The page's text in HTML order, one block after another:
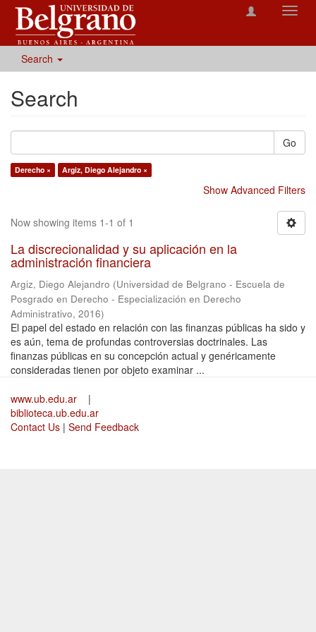
Search
Search
Go
Derecho × Argiz, Diego Alejandro ×
Show Advanced Filters
Now showing items 1-1 of 1
La discrecionalidad y su aplicación en la
administración financiera
Argiz, Diego Alejandro (Universidad de Belgrano - Escuela de
Posgrado en Derecho - Especialización en Derecho
Administrativo, 2016)
El papel del estado en relación con las finanzas públicas ha sido y
es aún, tema de profundas controversias doctrinales. Las
finanzas públicas en su concepción actual y genéricamente
consideradas tienen por objeto examinar ...
www.ub.edu.ar
|
biblioteca.ub.edu.ar
Contact Us | Send Feedback